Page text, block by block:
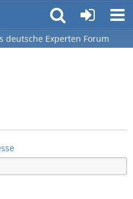
deutsche Experten Forum